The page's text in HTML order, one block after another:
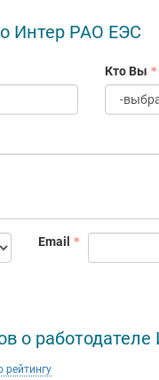
Объём
Интер РАО ЕЭС
Кто Вы
Email
о
рейтингу